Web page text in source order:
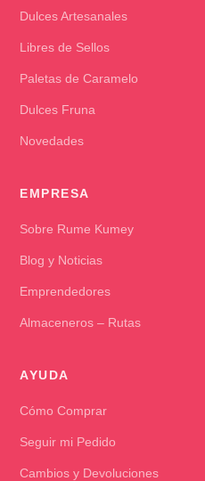
Dulces Artesanales
Libres de Sellos
Paletas de Caramelo
Dulces Fruna
Novedades
EMPRESA
Sobre Rume Kumey
Blog y Noticias
Emprendedores
Almaceneros – Rutas
AYUDA
Cómo Comprar
Seguir mi Pedido
Cambios y Devoluciones